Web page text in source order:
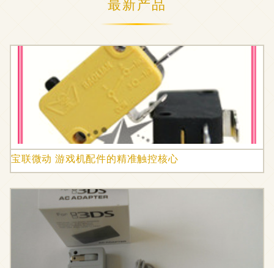
宝联微动 游戏机配件的精准触控核心